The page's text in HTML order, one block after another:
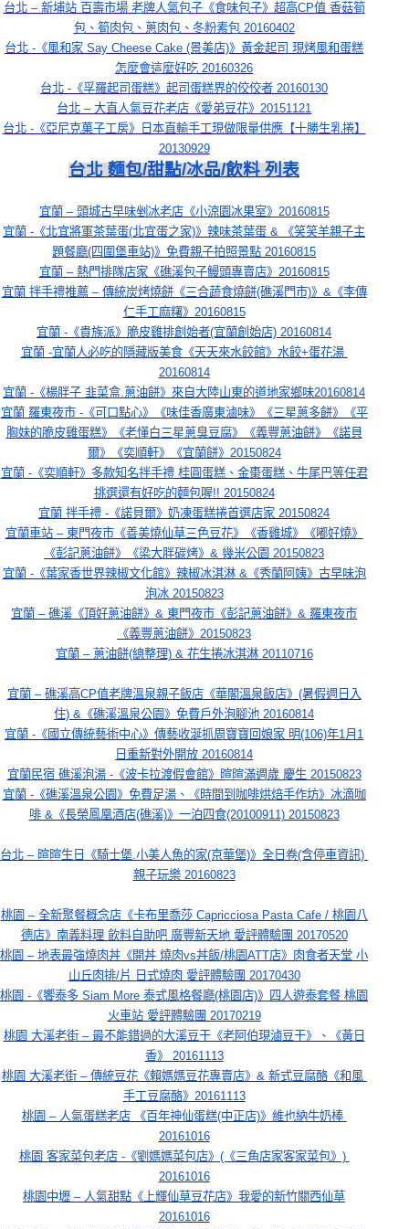
台北 – 新埔站 百壽市場 老牌人氣包子《食味包子》超高CP值 香菇筍
包、筍肉包、蔥肉包、冬粉素包 20160402
台北 -《風和家 Say Cheese Cake (景美店)》黃金起司 現烤風和蛋糕
怎麼會這麼好吃 20160326
台北 -《孚羅起司蛋糕》起司蛋糕界的佼佼者 20160130
台北 – 大直人氣豆花老店《愛弟豆花》20151121
台北 -《亞尼克菓子工房》日本直輸手工現做限量供應【十勝生乳捲】
20130929
台北 麵包/甜點/冰品/飲料 列表
宜蘭 – 頭城古早味剉冰老店《小涼園冰果室》20160815
宜蘭 -《北宜將軍茶葉蛋(北宜蛋之家)》辣味茶葉蛋 & 《笑笑羊親子主
題餐廳(四圍堡車站)》免費親子拍照景點 20160815
宜蘭 – 熱門排隊店家《礁溪包子鰻頭專賣店》20160815
宜蘭 拌手禮推薦 – 傳統炭烤燒餅《三合蔬食燒餅(礁溪門市)》&《李傳
仁手工麻糬》20160815
宜蘭 -《貴族派》脆皮雞排創始者(宜蘭創始店) 20160814
宜蘭 -宜蘭人必吃的隱藏版美食《天天來水餃館》水餃+蛋花湯
20160814
宜蘭 -《楊胖子 韭菜盒.蔥油餅》來自大陸山東的道地家鄉味20160814
宜蘭 羅東夜市 -《可口點心》《味佳香廣東滷味》《三星蔥多餅》《平
胸妹的脆皮雞蛋糕》《老懂白三星蔥臭豆腐》《義豐蔥油餅》《諾貝
爾》《奕順軒》《宜蘭餅》20150824
宜蘭 -《奕順軒》多款知名拌手禮 桂圓蛋糕、金棗蛋糕、牛尾巴等任君
挑選還有好吃的麵包喔!! 20150824
宜蘭 拌手禮 -《諾貝爾》奶凍蛋糕捲首選店家 20150824
宜蘭車站 – 東門夜市《善美燒仙草三色豆花》《香雞城》《嘟好燒》
《彭記蔥油餅》《梁大胖碳烤》& 幾米公園 20150823
宜蘭 -《葉家香世界辣椒文化館》辣椒冰淇淋 &《秀蘭阿姨》古早味泡
泡冰 20150823
宜蘭 – 礁溪《頂好蔥油餅》& 東門夜市《彭記蔥油餅》& 羅東夜市
《義豐蔥油餅》20150823
宜蘭 – 蔥油餅(總整理) & 花生捲冰淇淋 20110716
宜蘭 – 礁溪高CP值老牌溫泉親子飯店《華閣溫泉飯店》(暑假週日入
住) &《礁溪溫泉公園》免費戶外泡腳池 20160814
宜蘭 -《國立傳統藝術中心》傳藝收涎抓周寶寶回娘家 明(106)年1月1
日重新對外開放 20160814
宜蘭民宿 礁溪泡湯 -《波卡拉渡假會館》暄暄滿週歲 慶生 20150823
宜蘭 -《礁溪溫泉公園》免費足湯、《時間到咖啡烘焙手作坊》冰滴咖
啡 &《長榮鳳凰酒店(礁溪)》一泊四食(20100911) 20150823
台北 – 暄暄生日《騎士堡.小美人魚的家(京華堡)》全日卷(含停車資訊)
親子玩樂 20160823
桃園 – 全新聚餐概念店《卡布里喬莎 Capricciosa Pasta Cafe / 桃園八
德店》南義料理 飲料自助吧 廣豐新天地 愛評體驗團 20170520
桃園 – 地表最強燒肉丼《開丼 燒肉vs丼飯/桃園ATT店》肉食者天堂 小
山丘肉排/片 日式燒肉 愛評體驗團 20170430
桃園 -《饗泰多 Siam More 泰式風格餐廳(桃園店)》四人遊泰套餐 桃園
火車站 愛評體驗團 20170219
桃園 大溪老街 – 最不能錯過的大溪豆干《老阿伯現滷豆干》、《黃日
香》 20161113
桃園 大溪老街 – 傳統豆花《賴媽媽豆花專賣店》& 新式豆腐酪《和風
手工豆腐酪》20161113
桃園 – 人氣蛋糕老店 《百年神仙蛋糕(中正店)》維也納牛奶棒
20161016
桃園 客家菜包老店 -《劉媽媽菜包店》(《三角店家客家菜包》)
20161016
桃園中壢 – 人氣甜點《上輝仙草豆花店》我愛的新竹關西仙草
20161016